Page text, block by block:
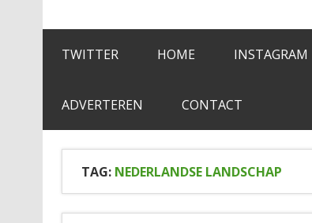
TWITTER HOME INSTAGRAM
ADVERTEREN CONTACT
TAG: NEDERLANDSE LANDSCHAP